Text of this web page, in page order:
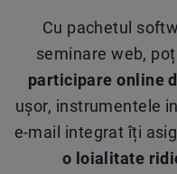
Cu pachetul
seminare web,
participare online
ușor, instrumentele
e-mail integrat îți
o loialitate